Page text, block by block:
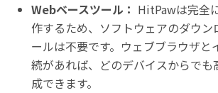
Webベースツール： HitPawは完全
作するため、ソフトウェアのダウン
ールは不要です。ウェブブラウザと
続があれば、どのデバイスからでも
成できます。